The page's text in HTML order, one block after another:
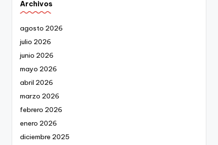
Archivos
agosto 2026
julio 2026
junio 2026
mayo 2026
abril 2026
marzo 2026
febrero 2026
enero 2026
diciembre 2025